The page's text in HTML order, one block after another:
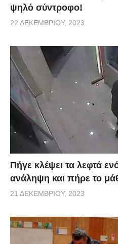
ψηλό σύντροφο!
22 ΔΕΚΕΜΒΡΊΟΥ, 2023
Πήγε κλέψει τα λεφτά
ανάληψη και πήρε το
21 ΔΕΚΕΜΒΡΊΟΥ, 2023